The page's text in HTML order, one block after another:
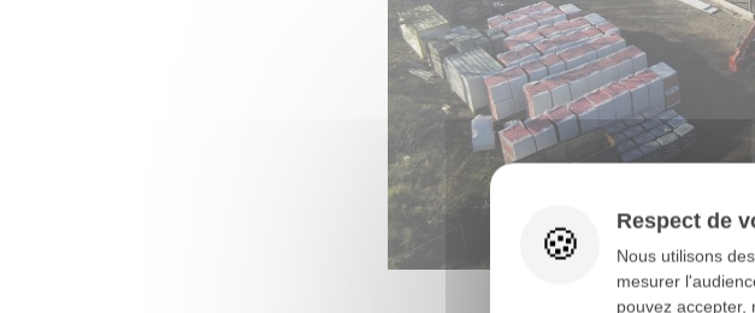
Respect de
Nous utilisons
mesurer
pouvez accepter,